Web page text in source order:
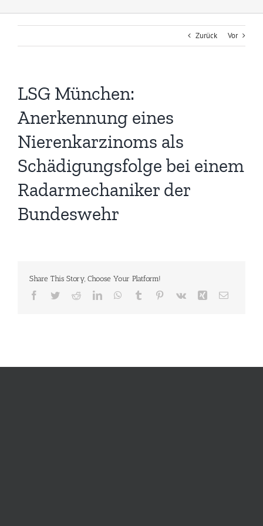
Zurück Vor
LSG München:
Anerkennung eines
Nierenkarzinoms als
Schädigungsfolge bei einem
Radarmechaniker der
Bundeswehr
Share This Story, Choose Your Platform!
Facebook
TwitterRedditLinkedInWhatsApp
Tumblr Pinterest
Vk Xing E-